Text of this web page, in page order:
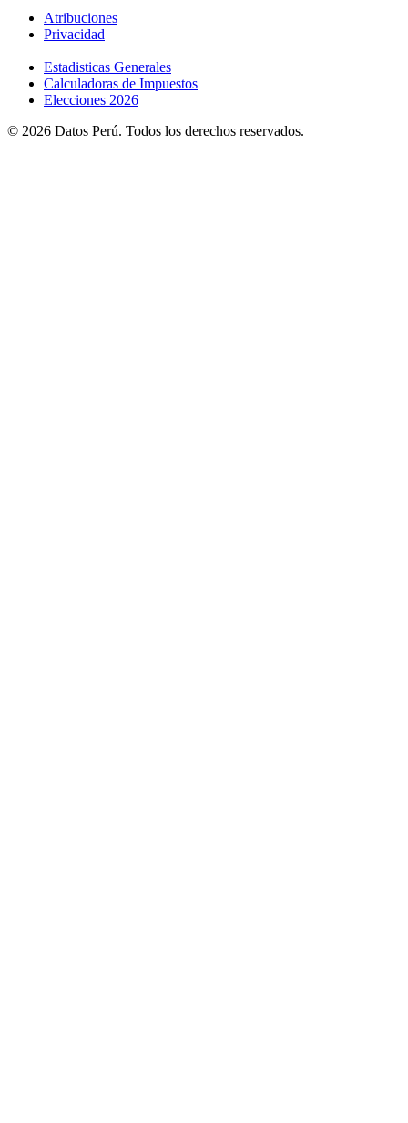
Atribuciones
Privacidad
Estadisticas Generales
Calculadoras de Impuestos
Elecciones 2026
© 2026 Datos Perú. Todos los derechos reservados.